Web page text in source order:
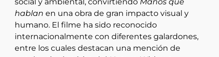
hablan en una obra de gran impacto visual y
humano. El filme ha sido reconocido
internacionalmente con diferentes galardones,
entre los cuales destacan una mención de